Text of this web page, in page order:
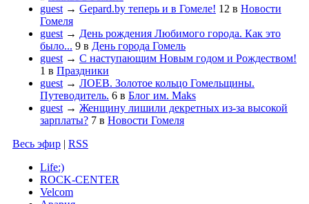
guest → Gepard.by теперь и в Гомеле! 12 в Новости
Гомеля
guest → День рождения Любимого города. Как это
было... 9 в День города Гомель
guest → С наступающим Новым годом и Рождеством!
1 в Праздники
guest → ЛОЕВ. Золотое кольцо Гомельщины.
Путеводитель. 6 в Блог им. Maks
guest → Женщину лишили декретных из-за высокой
зарплаты? 7 в Новости Гомеля
Весь эфир | RSS
Life:)
ROCK-CENTER
Velcom